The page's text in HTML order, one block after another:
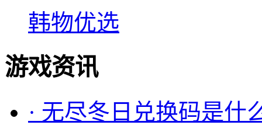
韩物优选
游戏资讯
· 无尽冬日兑换码是什